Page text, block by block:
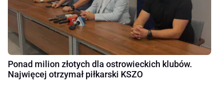
Ponad milion złotych dla ostrowieckich klubów.
Najwięcej otrzymał piłkarski KSZO